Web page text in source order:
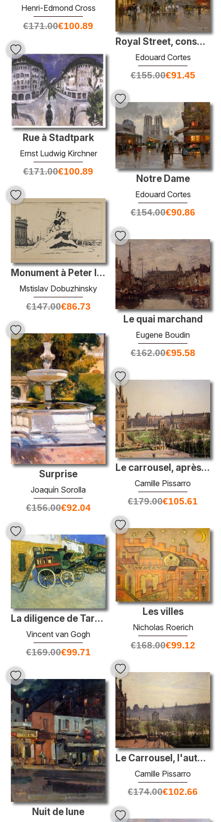
Henri-Edmond Cross
€171.00€100.89
Royal Street, consentement
Edouard Cortes
€155.00€91.45
Rue à Stadtpark
Ernst Ludwig Kirchner
€171.00€100.89
Notre Dame
Edouard Cortes
€154.00€90.86
Monument à Peter le Grand
Mstislav Dobuzhinsky
€147.00€86.73
Le quai marchand
Eugene Boudin
€162.00€95.58
Surprise
Joaquín Sorolla
€156.00€92.04
Le carrousel, après-midi
Camille Pissarro
€179.00€105.61
Les villes
Nicholas Roerich
€168.00€99.12
La diligence de Tarascon
Vincent van Gogh
€169.00€99.71
Le Carrousel, l'automne, le matin
Camille Pissarro
€174.00€102.66
Nuit de lune